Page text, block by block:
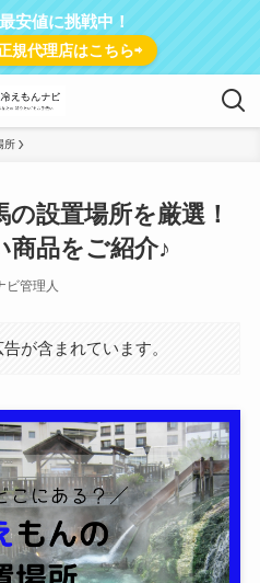
安値に挑戦中！
規代理店はこちら⇨
所
の設置場所を厳選！
商品をご紹介♪
ビ管理人
が含まれています。